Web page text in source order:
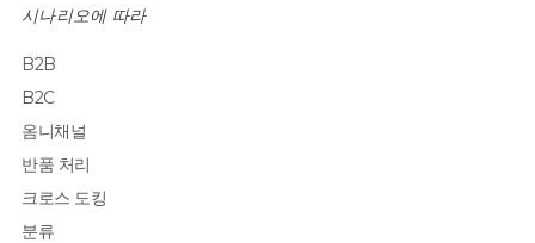
시나리오에 따라
B2B
B2C
옴니채널
반품 처리
크로스 도킹
분류